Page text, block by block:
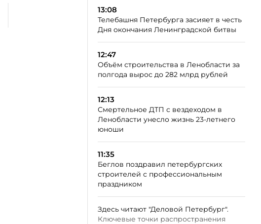
13:08
Телебашня Петербурга засияет в честь
Дня окончания Ленинградской битвы
12:47
Объём строительства в Ленобласти за
полгода вырос до 282 млрд рублей
12:13
Смертельное ДТП с вездеходом в
Ленобласти унесло жизнь 23-летнего
юноши
11:35
Беглов поздравил петербургских
строителей с профессиональным
праздником
Здесь читают "Деловой Петербург".
Ключевые точки распространения